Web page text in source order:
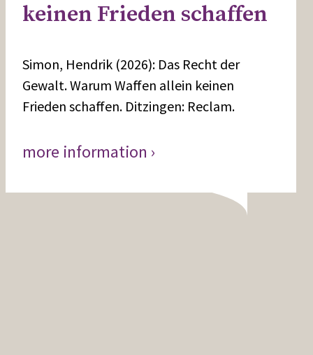
keinen Frieden schaffen
Simon, Hendrik (2026): Das Recht der
Gewalt. Warum Waffen allein keinen
Frieden schaffen. Ditzingen: Reclam.
more information ›